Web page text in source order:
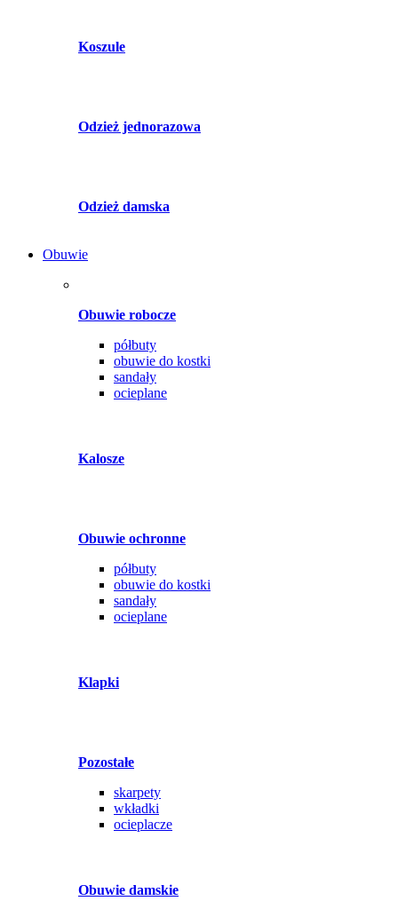
Koszule
Odzież jednorazowa
Odzież damska
Obuwie
Obuwie robocze
półbuty
obuwie do kostki
sandały
ocieplane
Kalosze
Obuwie ochronne
półbuty
obuwie do kostki
sandały
ocieplane
Klapki
Pozostałe
skarpety
wkładki
ocieplacze
Obuwie damskie